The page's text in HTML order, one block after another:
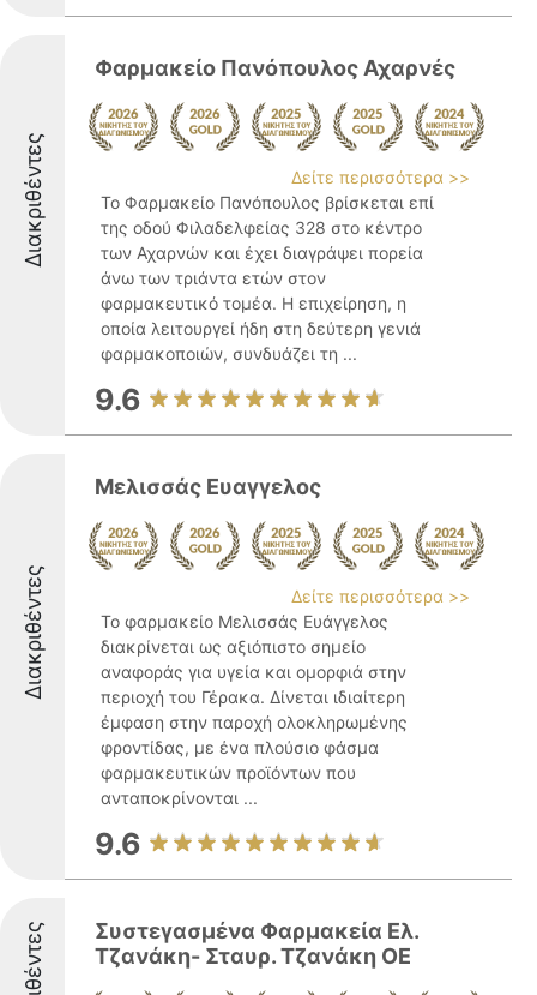
Διακριθέντες
Φαρμακείο Πανόπουλος Αχαρνές
Δείτε περισσότερα >>
Το Φαρμακείο Πανόπουλος βρίσκεται επί
της οδού Φιλαδελφείας 328 στο κέντρο
των Αχαρνών και έχει διαγράψει πορεία
άνω των τριάντα ετών στον
φαρμακευτικό τομέα. Η επιχείρηση, η
οποία λειτουργεί ήδη στη δεύτερη γενιά
φαρμακοποιών, συνδυάζει τη ...
9.6
Διακριθέντες
Μελισσάς Ευαγγελος
Δείτε περισσότερα >>
Το φαρμακείο Μελισσάς Ευάγγελος
διακρίνεται ως αξιόπιστο σημείο
αναφοράς για υγεία και ομορφιά στην
περιοχή του Γέρακα. Δίνεται ιδιαίτερη
έμφαση στην παροχή ολοκληρωμένης
φροντίδας, με ένα πλούσιο φάσμα
φαρμακευτικών προϊόντων που
ανταποκρίνονται ...
9.6
Συστεγασμένα Φαρμακεία Ελ.
Τζανάκη- Σταυρ. Τζανάκη ΟΕ